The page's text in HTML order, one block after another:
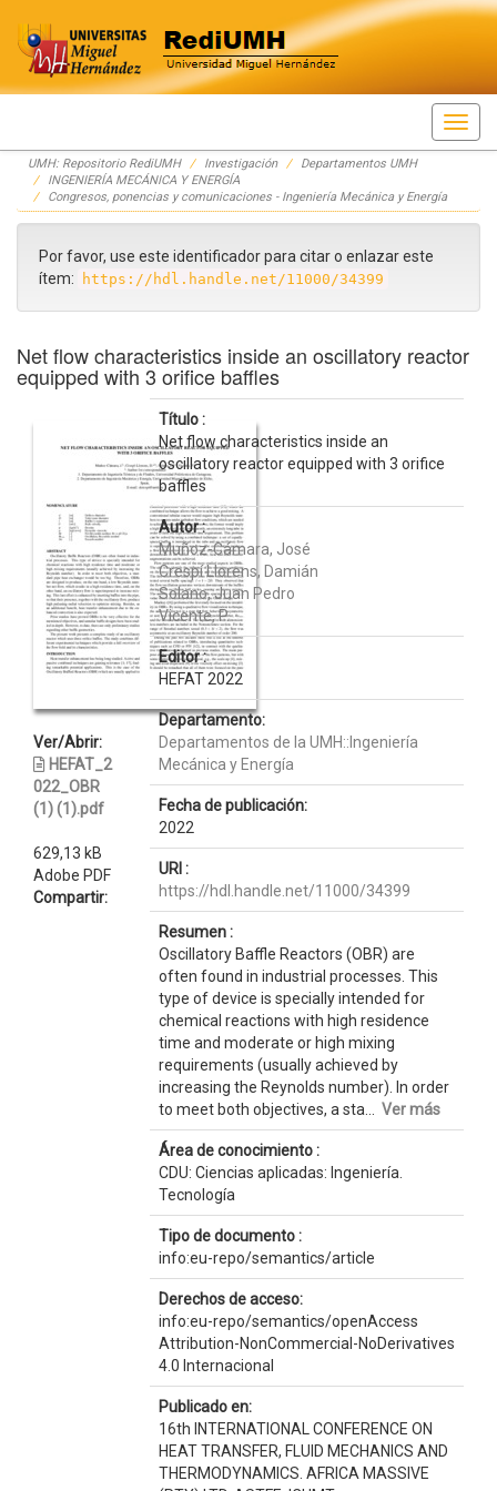
Skip
navigation
UMH: Repositorio RediUMH Investigación
Departamentos UMH
INGENIERÍA MECÁNICA Y ENERGÍA
Congresos, ponencias y comunicaciones - Ingeniería Mecánica y Energía
Por favor, use este identificador para citar o enlazar este
ítem:
https://hdl.handle.net/11000/34399
Net flow characteristics inside an oscillatory reactor
equipped with 3 orifice baffles
Ver/Abrir:
HEFAT_2
022_OBR
(1) (1).pdf
629,13 kB
Adobe PDF
Compartir:
Título :
Net flow characteristics inside an
oscillatory reactor equipped with 3 orifice
baffles
Autor :
Muñoz-Cámara, José
Crespí Llorens, Damián
Solano, Juan Pedro
Vicente, P.
Editor :
HEFAT 2022
Departamento:
Departamentos de la UMH::Ingeniería
Mecánica y Energía
Fecha de publicación:
2022
URI :
https://hdl.handle.net/11000/34399
Resumen :
Oscillatory Baffle Reactors (OBR) are
often found in industrial processes. This
type of device is specially intended for
chemical reactions with high residence
time and moderate or high mixing
requirements (usually achieved by
increasing the Reynolds number). In order
to meet both objectives, a sta... Ver más
Área de conocimiento :
CDU: Ciencias aplicadas: Ingeniería.
Tecnología
Tipo de documento :
info:eu-repo/semantics/article
Derechos de acceso:
info:eu-repo/semantics/openAccess
Attribution-NonCommercial-NoDerivatives
4.0 Internacional
Publicado en:
16th INTERNATIONAL CONFERENCE ON
HEAT TRANSFER, FLUID MECHANICS AND
THERMODYNAMICS. AFRICA MASSIVE